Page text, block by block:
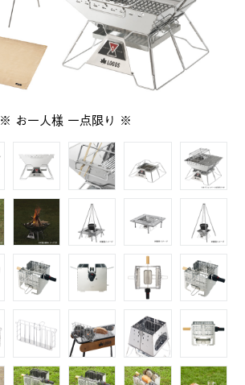
※ お一人様 一点限り ※